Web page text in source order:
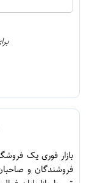
بازار فوری یک
فروشندگان و